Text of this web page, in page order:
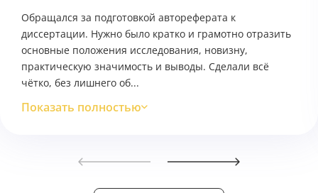
Обращался за подготовкой автореферата к
диссертации. Нужно было кратко и грамотно отразить
основные положения исследования, новизну,
практическую значимость и выводы. Сделали всё
чётко, без лишнего об...
Показать полностью